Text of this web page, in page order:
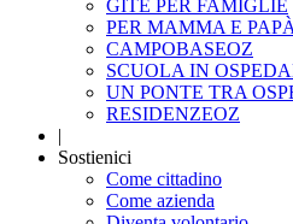
GITE PER FAMIGLIE
PER MAMMA E PAPÀ
CAMPOBASEOZ
SCUOLA IN
UN PONTE TRA
RESIDENZEOZ
|
Sostienici
Come cittadino
Come azienda